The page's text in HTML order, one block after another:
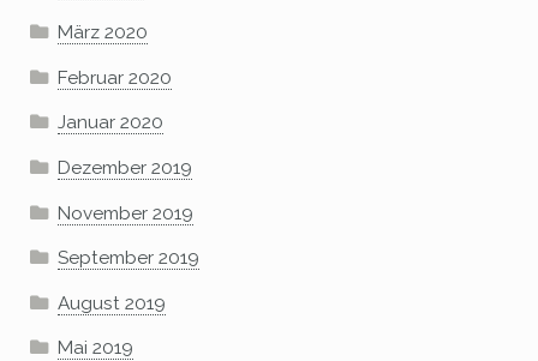
März 2020
Februar 2020
Januar 2020
Dezember 2019
November 2019
September 2019
August 2019
Mai 2019